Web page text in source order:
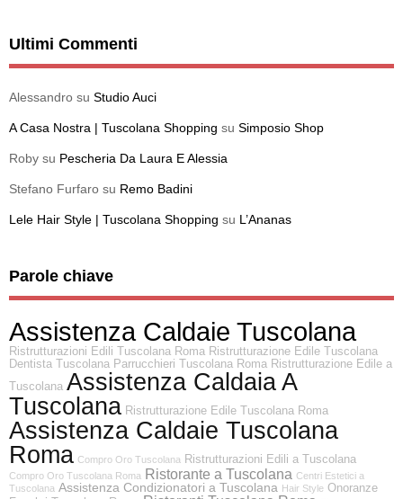
Ultimi Commenti
Alessandro su Studio Auci
A Casa Nostra | Tuscolana Shopping su Simposio Shop
Roby su Pescheria Da Laura E Alessia
Stefano Furfaro su Remo Badini
Lele Hair Style | Tuscolana Shopping su L’Ananas
Parole chiave
Assistenza Caldaie Tuscolana
Ristrutturazioni Edili Tuscolana Roma Ristrutturazione Edile Tuscolana
Dentista Tuscolana Parrucchieri Tuscolana Roma Ristrutturazione Edile a
Tuscolana Assistenza Caldaia A
Tuscolana Ristrutturazione Edile Tuscolana Roma
Assistenza Caldaie Tuscolana
Roma Compro Oro Tuscolana Ristrutturazioni Edili a Tuscolana
Compro Oro Tuscolana Roma Ristorante a Tuscolana Centri Estetici a
Tuscolana Assistenza Condizionatori a Tuscolana Hair Style Onoranze